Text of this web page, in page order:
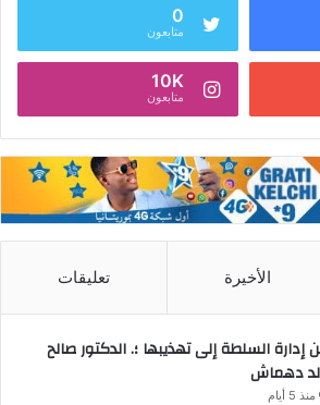
0
متابعون
10K
متابعون
الأخيرة تعليقات
إدارة السلطة إلى تهذيبها ؛. الدكتور صالح
دهماش
منذ 5 أيام